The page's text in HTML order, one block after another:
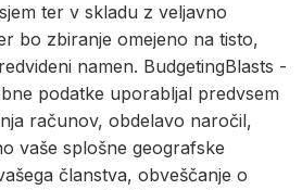
ter v skladu z veljavno
bo zbiranje omejeno na tisto,
namen. BudgetingBlasts -
podatke uporabljal predvsem
računov, obdelavo naročil,
vaše splošne geografske
članstva, obveščanje o